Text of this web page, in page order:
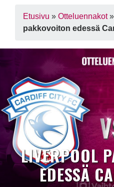
Etusivu » Otteluennakot»
pakkovoiton edessä
LIVERPOOL
EDESSÄ